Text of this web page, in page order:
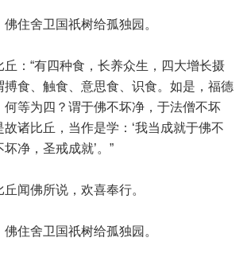
住舍卫国祇树给孤独园。
：“有四种食，长养众生，四大增长摄
搏食、触食、意思食、识食。如是，福德
何等为四？谓于佛不坏净，于法僧不坏
诸比丘，当作是学：‘我当成就于佛不
净，圣戒成就’。”
闻佛所说，欢喜奉行。
住舍卫国祇树给孤独园。